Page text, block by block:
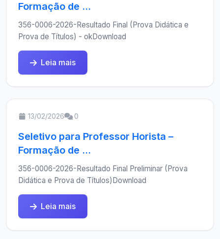
Formação de ...
356-0006-2026-Resultado Final (Prova Didática e
Prova de Títulos) - okDownload
Leia mais
13/02/2026 0
Seletivo para Professor Horista –
Formação de ...
356-0006-2026-Resultado Final Preliminar (Prova
Didática e Prova de Títulos)Download
Leia mais